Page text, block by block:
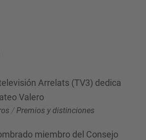
Arrelats (TV3) dedica
Valero
/ Premios y distinciones
miembro del Consejo